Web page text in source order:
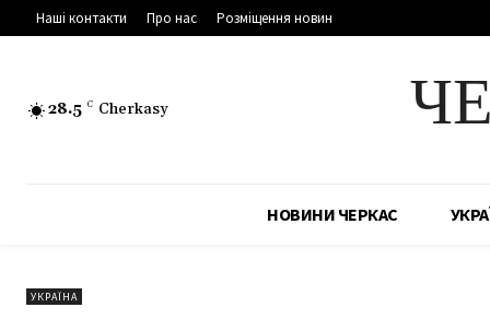
Наші контакти Про нас Розміщення новин
28.5 C Cherkasy
НОВИНИ ЧЕРКАС
УКРАЇНА